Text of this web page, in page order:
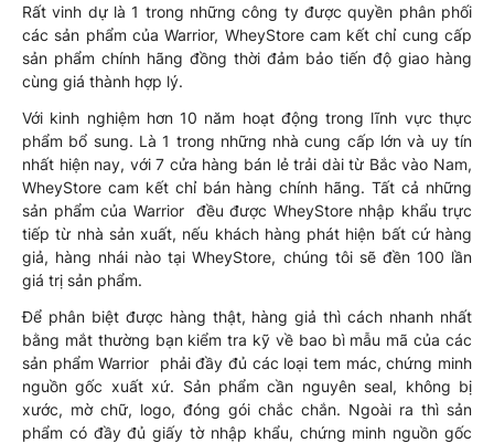
Rất vinh dự là 1 trong những công ty được quyền phân phối
các sản phẩm của Warrior, WheyStore cam kết chỉ cung cấp
sản phẩm chính hãng đồng thời đảm bảo tiến độ giao hàng
cùng giá thành hợp lý.
Với kinh nghiệm hơn 10 năm hoạt động trong lĩnh vực thực
phẩm bổ sung. Là 1 trong những nhà cung cấp lớn và uy tín
nhất hiện nay, với 7 cửa hàng bán lẻ trải dài từ Bắc vào Nam,
WheyStore cam kết chỉ bán hàng chính hãng. Tất cả những
sản phẩm của Warrior đều được WheyStore nhập khẩu trực
tiếp từ nhà sản xuất, nếu khách hàng phát hiện bất cứ hàng
giả, hàng nhái nào tại WheyStore, chúng tôi sẽ đền 100 lần
giá trị sản phẩm.
Để phân biệt được hàng thật, hàng giả thì cách nhanh nhất
bằng mắt thường bạn kiểm tra kỹ về bao bì mẫu mã của các
sản phẩm Warrior phải đầy đủ các loại tem mác, chứng minh
nguồn gốc xuất xứ. Sản phẩm cần nguyên seal, không bị
xước, mờ chữ, logo, đóng gói chắc chắn. Ngoài ra thì sản
phẩm có đầy đủ giấy tờ nhập khẩu, chứng minh nguồn gốc